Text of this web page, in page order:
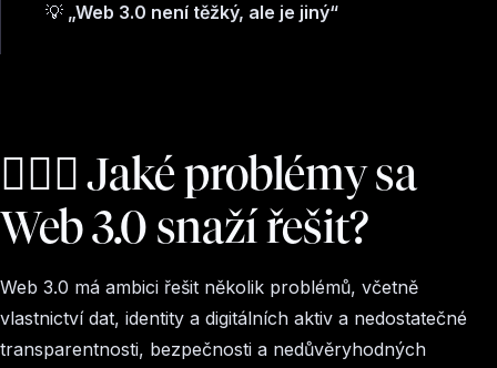
💡 „Web 3.0 není těžký, ale je jiný“
🕵🏽‍♂️ Jaké problémy sa
Web 3.0 snaží řešit?
Web 3.0 má ambici řešit několik problémů, včetně
vlastnictví dat, identity a digitálních aktiv a nedostatečné
transparentnosti, bezpečnosti a nedůvěryhodných